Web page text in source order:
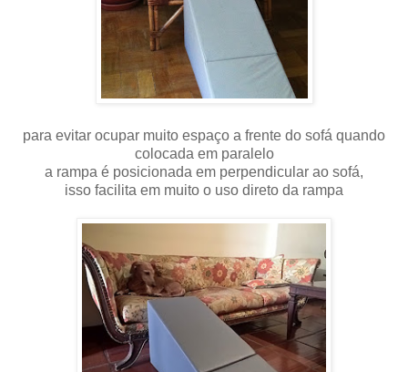
para evitar ocupar muito espaço a frente do sofá quando
colocada em paralelo
a rampa é posicionada em perpendicular ao sofá,
isso facilita em muito o uso direto da rampa